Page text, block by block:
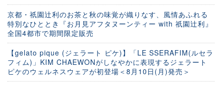
京都・祇園辻利のお茶と秋の味覚が織りなす、風情あふれる
特別なひととき『お月見アフタヌーンティー with 祇園辻利』
全国4都市で期間限定販売
【gelato pique (ジェラート ピケ)】「LE SSERAFIM(ルセラ
フィム)」KIM CHAEWONがしなやかに表現するジェラート
ピケのウェルネスウェアが初登場＜8月10日(月)発売＞